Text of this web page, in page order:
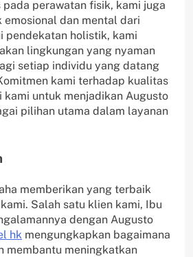
perawatan fisik, kami juga
emosional dan mental dari
pendekatan holistik, kami
lingkungan yang nyaman
setiap individu yang datang
kami terhadap kualitas
kami untuk menjadikan Augusto
pilihan utama dalam layanan
memberikan yang terbaik
Salah satu klien kami, Ibu
dengan Augusto
hk mengungkapkan bagaimana
membantu meningkatkan